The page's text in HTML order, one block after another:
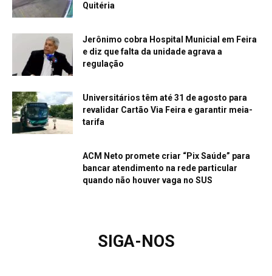
Quitéria
Jerônimo cobra Hospital Municial em Feira
e diz que falta da unidade agrava a
regulação
Universitários têm até 31 de agosto para
revalidar Cartão Via Feira e garantir meia-
tarifa
ACM Neto promete criar “Pix Saúde” para
bancar atendimento na rede particular
quando não houver vaga no SUS
SIGA-NOS